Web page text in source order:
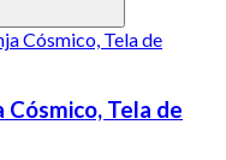
Cósmico, Tela de